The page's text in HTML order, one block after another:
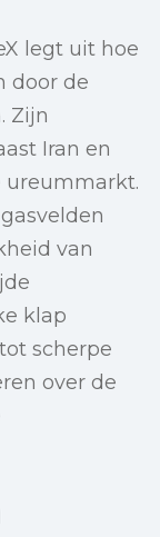
legt uit hoe
door de
Zijn
Iran en
ureummarkt.
van
klap
scherpe
over de